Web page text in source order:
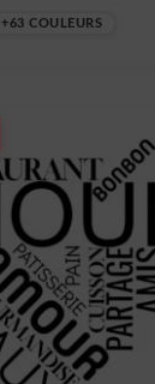
+63 COULEURS